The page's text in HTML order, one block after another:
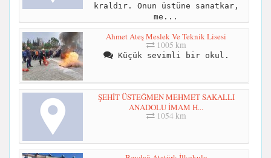
kraldır. Onun üstüne sanatkar,
me...
Ahmet Ateş Meslek Ve Teknik Lisesi
1005 km
Küçük sevimli bir okul.
ŞEHİT ÜSTEĞMEN MEHMET SAKALLI
ANADOLU İMAM H...
1054 km